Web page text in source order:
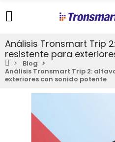
Análisis Tronsmart Trip
resistente para
Blog
Análisis Tronsmart Trip 2:
exteriores con sonido potente